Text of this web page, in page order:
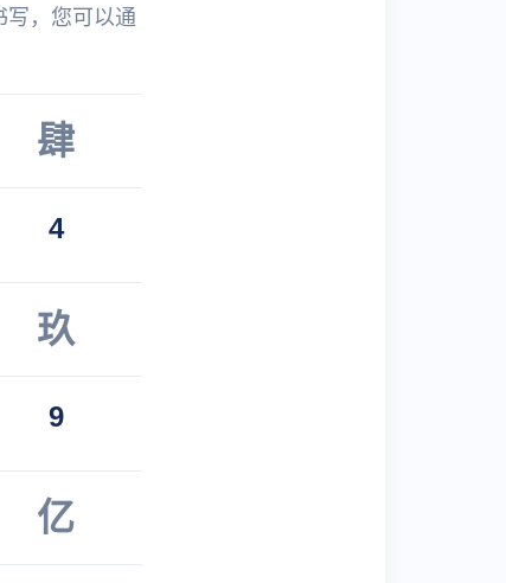
写，您可以通
肆
4
玖
9
亿